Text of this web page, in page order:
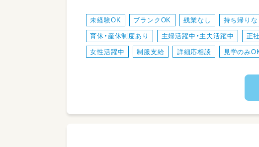
未経験OK ブランクOK 残業なし 持ち帰りな
育休・産休制度あり 主婦活躍中・主夫活躍中 正
女性活躍中 制服支給 詳細応相談 見学のみ